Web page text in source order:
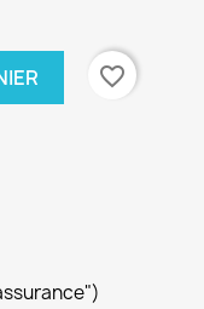
favorite_border